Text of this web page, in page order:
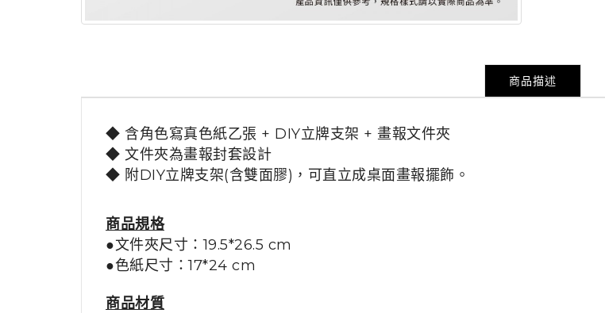
商品描述
◆ 含角色寫真色紙乙張 + DIY立牌支架 + 畫報文件夾
◆ 文件夾為畫報封套設計
◆ 附DIY立牌支架(含雙面膠)，可直立成桌面畫報擺飾。
商品規格
●文件夾尺寸：19.5*26.5 cm
●色紙尺寸：17*24 cm
商品材質